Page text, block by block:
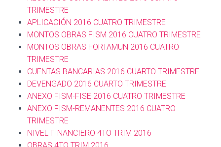
TRIMESTRE
APLICACIÓN 2016 CUATRO TRIMESTRE
MONTOS OBRAS FISM 2016 CUATRO TRIMESTRE
MONTOS OBRAS FORTAMUN 2016 CUATRO
TRIMESTRE
CUENTAS BANCARIAS 2016 CUARTO TRIMESTRE
DEVENGADO 2016 CUARTO TRIMESTRE
ANEXO FISM-FISE 2016 CUATRO TRIMESTRE
ANEXO FISM-REMANENTES 2016 CUATRO
TRIMESTRE
NIVEL FINANCIERO 4TO TRIM 2016